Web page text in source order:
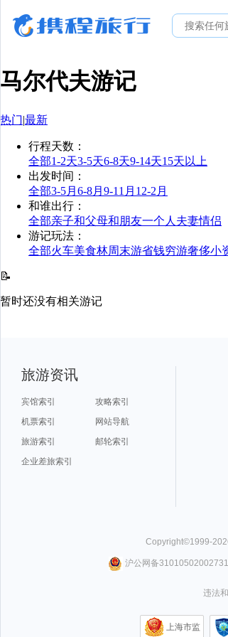
马尔代夫游记
热门|最新
行程天数 ：
全部1-2天3-5天6-8天9-14天15天以上
出发时间 ：
全部3-5月 6-8月 9-11月 12-2月
和谁出行 ：
全部亲子和父母和朋友一个人 夫妻情侣
游记玩法 ：
全部火车美食林周末游省钱穷游奢侈小
📝
暂时还没有相关游记
旅游资讯
宾馆索引
攻略索引
机票索引
网站导航
旅游索引
邮轮索引
企业差旅索引
Copyright©1999-
沪公网备
违法
上海市监